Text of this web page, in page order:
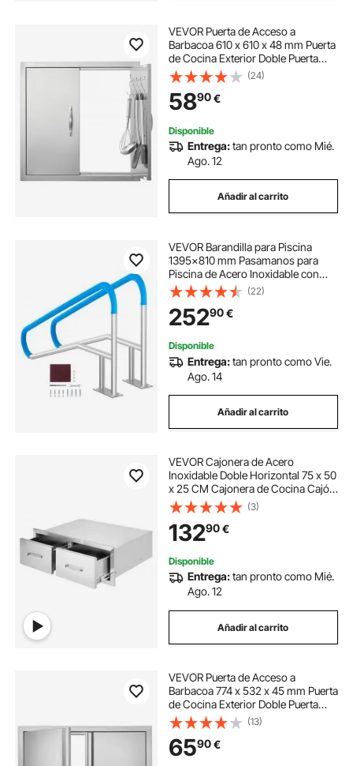
VEVOR Puerta de Acceso a
Barbacoa 610 x 610 x 48 mm Puerta
de Cocina Exterior Doble Puerta
Empotrada de Acero Inoxidable con
Manija para Isla de Barbacoa,
Estación de Parrilla, Armario
Exterior
(24)
5890€
Disponible
Entrega:tan pronto como Mié.
Ago. 12
Añadir al carrito
VEVOR Barandilla para Piscina
1395x810 mm Pasamanos para
Piscina de Acero Inoxidable con
Placa Base 2 Piezas Barra de
Seguridad Antioxidante para
Piscinas, Interiores, Exteriores,
Terrazas, Spas
(22)
25290€
Disponible
Entrega:tan pronto como Vie.
Ago. 14
Añadir al carrito
VEVOR Cajonera de Acero
Inoxidable Doble Horizontal 75 x 50
x 25 CM Cajonera de Cocina Cajón
para Barbacoa Cajonera para
Cocina Armario de Cajones Cajón
Barbacoa
(3)
13290€
Disponible
Entrega:tan pronto como Mié.
Ago. 12
Añadir al carrito
VEVOR Puerta de Acceso a
Barbacoa 774 x 532 x 45 mm Puerta
de Cocina Exterior Doble Puerta
Empotrada de Acero Inoxidable con
Manija para Isla de Barbacoa,
Estación de Parrilla, Armario
Exterior
(13)
6590€